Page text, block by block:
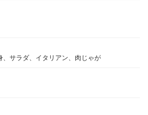
、サラダ、イタリアン、肉じゃが